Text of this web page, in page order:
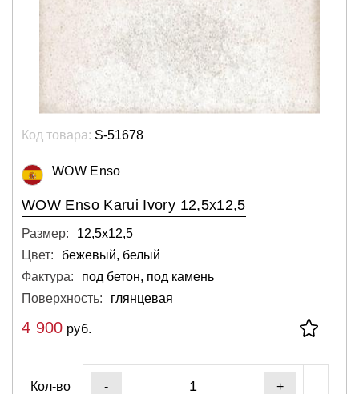
Код товара: S-51678
WOW Enso
WOW Enso Karui Ivory 12,5x12,5
Размер:
12,5х12,5
Цвет:
бежевый, белый
Фактура:
под бетон, под камень
Поверхность:
глянцевая
4 900 руб.
Кол-во - +